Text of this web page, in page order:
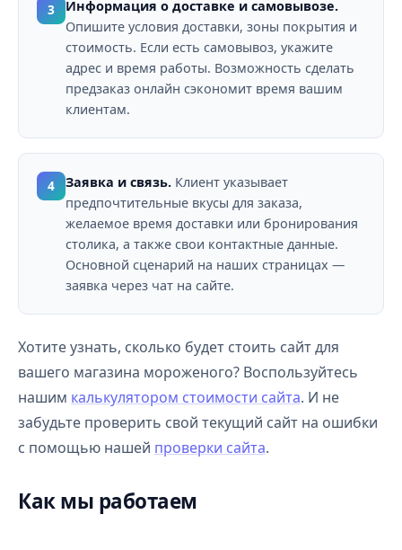
3
Информация о доставке и самовывозе.
Опишите условия доставки, зоны покрытия и
стоимость. Если есть самовывоз, укажите
адрес и время работы. Возможность сделать
предзаказ онлайн сэкономит время вашим
клиентам.
4 Заявка и связь. Клиент указывает
предпочтительные вкусы для заказа,
желаемое время доставки или бронирования
столика, а также свои контактные данные.
Основной сценарий на наших страницах —
заявка через чат на сайте.
Хотите узнать, сколько будет стоить сайт для
вашего магазина мороженого? Воспользуйтесь
нашим калькулятором стоимости сайта. И не
забудьте проверить свой текущий сайт на ошибки
с помощью нашей проверки сайта.
Как мы работаем